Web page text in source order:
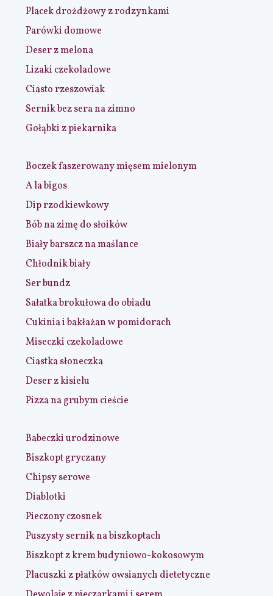
Placek drożdżowy z rodzynkami
Parówki domowe
Deser z melona
Lizaki czekoladowe
Ciasto rzeszowiak
Sernik bez sera na zimno
Gołąbki z piekarnika
Boczek faszerowany mięsem mielonym
A la bigos
Dip rzodkiewkowy
Bób na zimę do słoików
Biały barszcz na maślance
Chłodnik biały
Ser bundz
Sałatka brokułowa do obiadu
Cukinia i bakłażan w pomidorach
Miseczki czekoladowe
Ciastka słoneczka
Deser z kisielu
Pizza na grubym cieście
Babeczki urodzinowe
Biszkopt gryczany
Chipsy serowe
Diablotki
Pieczony czosnek
Puszysty sernik na biszkoptach
Biszkopt z krem budyniowo-kokosowym
Placuszki z płatków owsianych dietetyczne